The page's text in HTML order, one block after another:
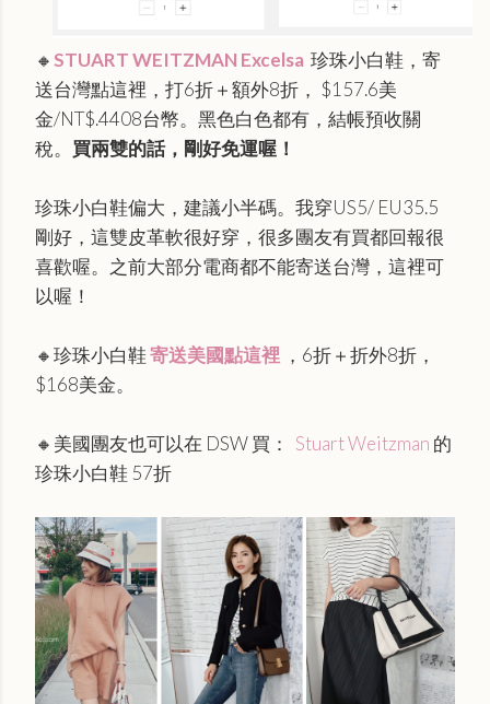
🔸STUART WEITZMAN Excelsa 珍珠小白鞋， 寄
送台灣點這裡，打6折＋額外8折， $157.6美
金/NT$.4408台幣。黑色白色都有，結帳預收關
稅。 買兩雙的話，剛好免運喔！
珍珠小白鞋偏大，建議小半碼。我穿US5/ EU35.5
剛好，這雙皮革軟很好穿，很多團友有買都回報很
喜歡喔。之前大部分電商都不能寄送台灣，這裡可
以喔！
🔸珍珠小白鞋寄送美國點這裡 ，6折＋折外8折，
$168美金。
🔸 美國團友也可以在 DSW 買： Stuart Weitzman 的
珍珠小白鞋 57折